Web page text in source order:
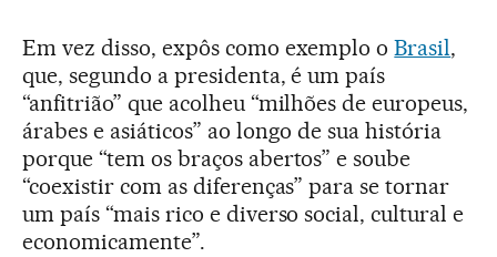
Em vez disso, expôs como exemplo oBrasil,
que, segundo a presidenta, é um país
“anfitrião” que acolheu “milhões de europeus,
árabes e asiáticos” ao longo de sua história
porque “tem os braços abertos” e soube
“coexistir com as diferenças” para se tornar
um país “mais rico e diverso social, cultural e
economicamente”.